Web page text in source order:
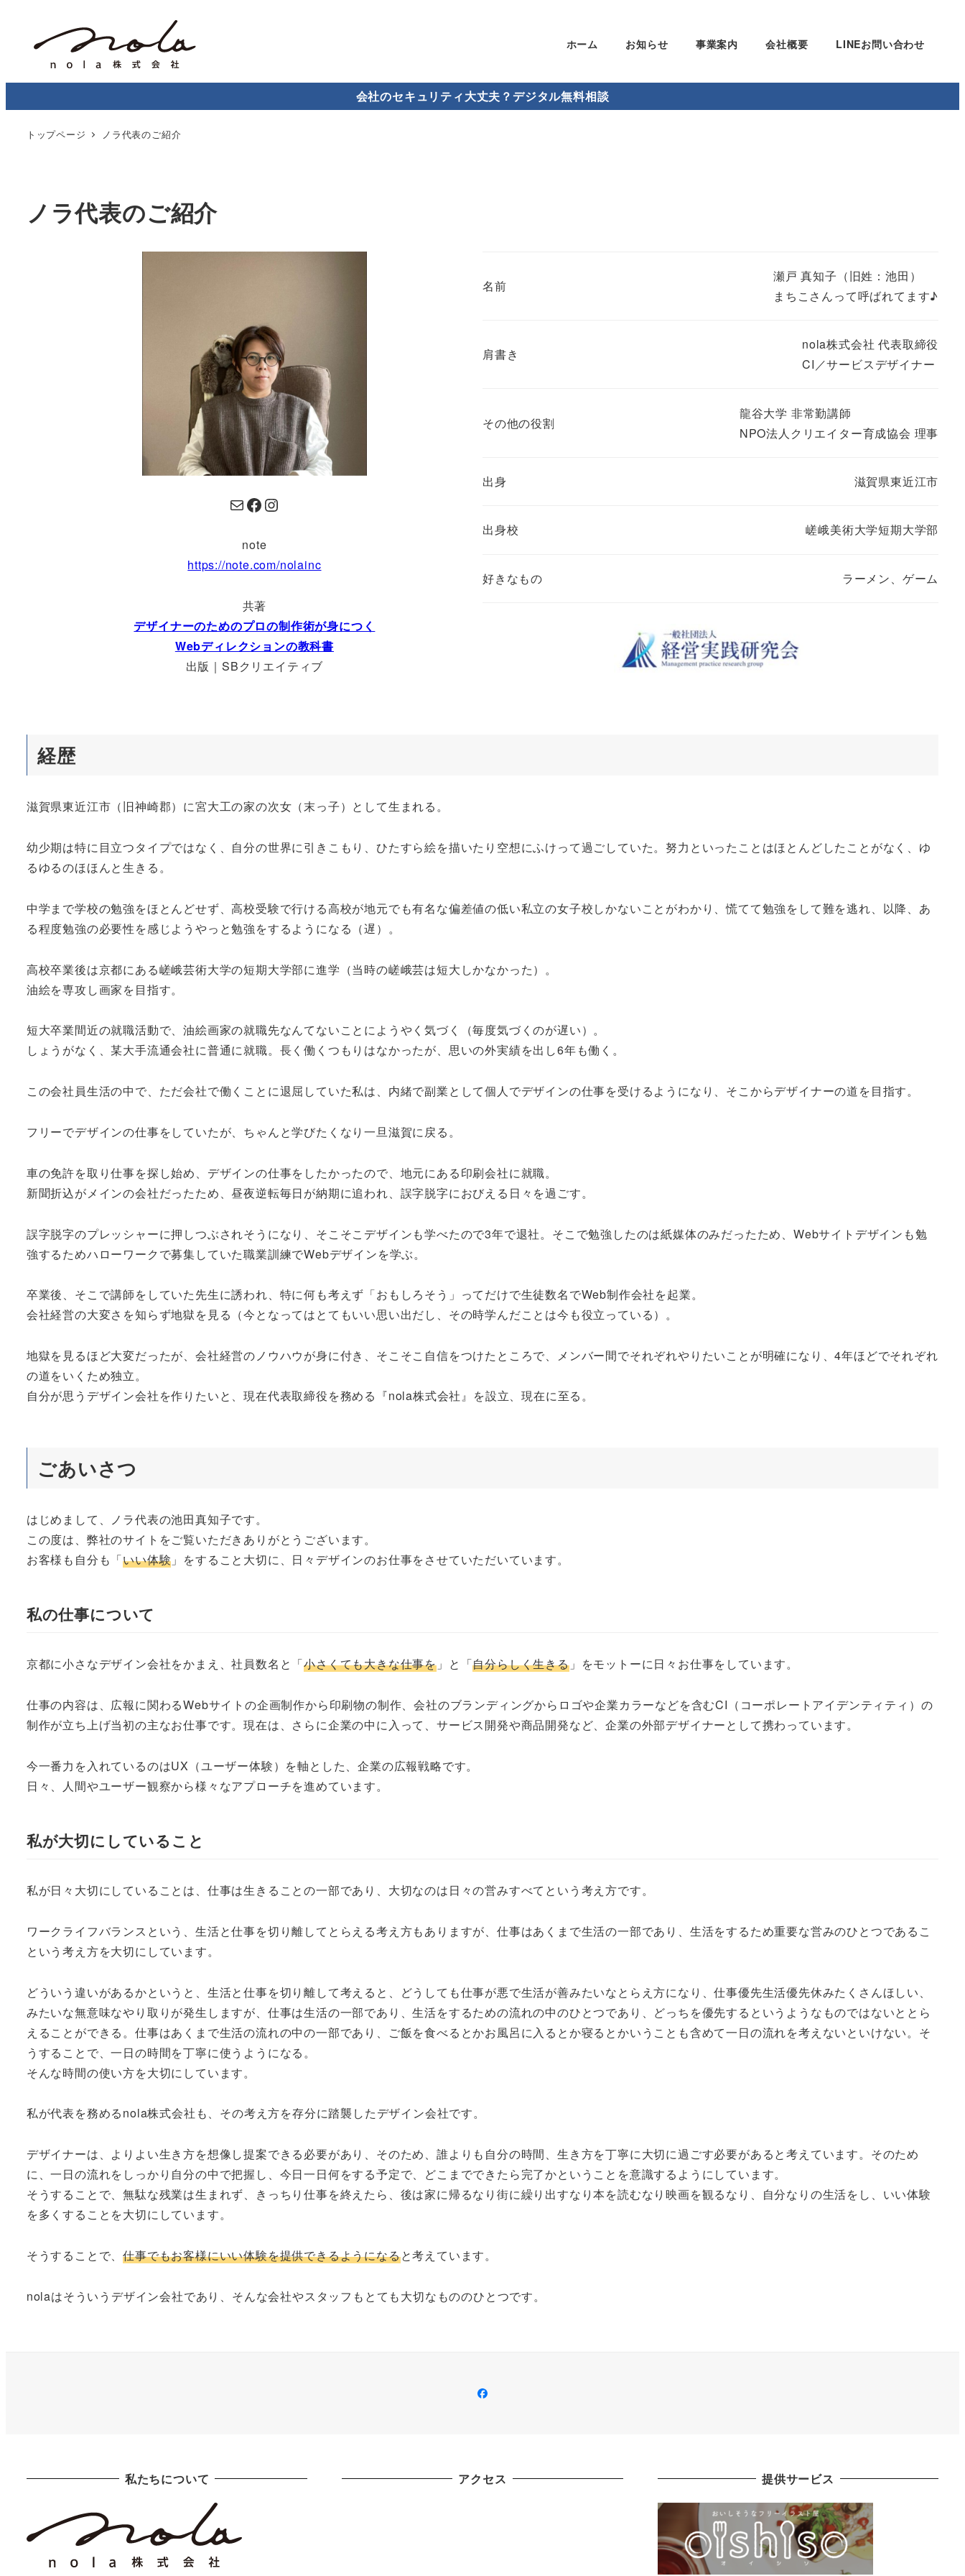
ホーム お知らせ 事業案内 会社概要 LINEお問い合わせ
会社のセキュリティ大丈夫？デジタル無料相談
トップページ ノラ代表のご紹介
ノラ代表のご紹介
Mail Facebook Instagram
note
https://note.com/nolainc
共著
デザイナーのためのプロの制作術が身につく
Webディレクションの教科書
出版｜SBクリエイティブ
名前
瀬戸 真知子（旧姓：池田）
まちこさんって呼ばれてます♪
肩書き
nola株式会社 代表取締役
CI／サービスデザイナー
その他の役割
龍谷大学 非常勤講師
NPO法人クリエイター育成協会 理事
出身 滋賀県東近江市
出身校 嵯峨美術大学短期大学部
好きなもの ラーメン、ゲーム
経歴
滋賀県東近江市（旧神崎郡）に宮大工の家の次女（末っ子）として生まれる。
幼少期は特に目立つタイプではなく、自分の世界に引きこもり、ひたすら絵を描いたり空想にふけって過ごしていた。努力といったことはほとんどしたことがなく、ゆ
るゆるのほほんと生きる。
中学まで学校の勉強をほとんどせず、高校受験で行ける高校が地元でも有名な偏差値の低い私立の女子校しかないことがわかり、慌てて勉強をして難を逃れ、以降、あ
る程度勉強の必要性を感じようやっと勉強をするようになる（遅）。
高校卒業後は京都にある嵯峨芸術大学の短期大学部に進学（当時の嵯峨芸は短大しかなかった）。
油絵を専攻し画家を目指す。
短大卒業間近の就職活動で、油絵画家の就職先なんてないことにようやく気づく（毎度気づくのが遅い）。
しょうがなく、某大手流通会社に普通に就職。長く働くつもりはなかったが、思いの外実績を出し6年も働く。
この会社員生活の中で、ただ会社で働くことに退屈していた私は、内緒で副業として個人でデザインの仕事を受けるようになり、そこからデザイナーの道を目指す。
フリーでデザインの仕事をしていたが、ちゃんと学びたくなり一旦滋賀に戻る。
車の免許を取り仕事を探し始め、デザインの仕事をしたかったので、地元にある印刷会社に就職。
新聞折込がメインの会社だったため、昼夜逆転毎日が納期に追われ、誤字脱字におびえる日々を過ごす。
誤字脱字のプレッシャーに押しつぶされそうになり、そこそこデザインも学べたので3年で退社。そこで勉強したのは紙媒体のみだったため、Webサイトデザインも勉
強するためハローワークで募集していた職業訓練でWebデザインを学ぶ。
卒業後、そこで講師をしていた先生に誘われ、特に何も考えず「おもしろそう」ってだけで生徒数名でWeb制作会社を起業。
会社経営の大変さを知らず地獄を見る（今となってはとてもいい思い出だし、その時学んだことは今も役立っている）。
地獄を見るほど大変だったが、会社経営のノウハウが身に付き、そこそこ自信をつけたところで、メンバー間でそれぞれやりたいことが明確になり、4年ほどでそれぞれ
の道をいくため独立。
自分が思うデザイン会社を作りたいと、現在代表取締役を務める『nola株式会社』を設立、現在に至る。
ごあいさつ
はじめまして、ノラ代表の池田真知子です。
この度は、弊社のサイトをご覧いただきありがとうございます。
お客様も自分も「いい体験 」をすること大切に、日々デザインのお仕事をさせていただいています。
私の仕事について
京都に小さなデザイン会社をかまえ、社員数名と「小さくても大きな仕事を 」と「自分らしく生きる」をモットーに日々お仕事をしています。
仕事の内容は、広報に関わるWebサイトの企画制作から印刷物の制作、会社のブランディングからロゴや企業カラーなどを含むCI（コーポレートアイデンティティ）の
制作が立ち上げ当初の主なお仕事です。現在は、さらに企業の中に入って、サービス開発や商品開発など、企業の外部デザイナーとして携わっています。
今一番力を入れているのはUX（ユーザー体験）を軸とした、企業の広報戦略です。
日々、人間やユーザー観察から様々なアプローチを進めています。
私が大切にしていること
私が日々大切にしていることは、仕事は生きることの一部であり、大切なのは日々の営みすべてという考え方です。
ワークライフバランスという、生活と仕事を切り離してとらえる考え方もありますが、仕事はあくまで生活の一部であり、生活をするため重要な営みのひとつであるこ
という考え方を大切にしています。
どういう違いがあるかというと、生活と仕事を切り離して考えると、どうしても仕事が悪で生活が善みたいなとらえ方になり、仕事優先生活優先休みたくさんほしい、
みたいな無意味なやり取りが発生しますが、仕事は生活の一部であり、生活をするための流れの中のひとつであり、どっちを優先するというようなものではないととら
えることができる。仕事はあくまで生活の流れの中の一部であり、ご飯を食べるとかお風呂に入るとか寝るとかいうことも含めて一日の流れを考えないといけない。そ
うすることで、一日の時間を丁寧に使うようになる。
そんな時間の使い方を大切にしています。
私が代表を務めるnola株式会社も、その考え方を存分に踏襲したデザイン会社です。
デザイナーは、よりよい生き方を想像し提案できる必要があり、そのため、誰よりも自分の時間、生き方を丁寧に大切に過ごす必要があると考えています。そのため
に、一日の流れをしっかり自分の中で把握し、今日一日何をする予定で、どこまでできたら完了かということを意識するようにしています。
そうすることで、無駄な残業は生まれず、きっちり仕事を終えたら、後は家に帰るなり街に繰り出すなり本を読むなり映画を観るなり、自分なりの生活をし、いい体験
を多くすることを大切にしています。
そうすることで、仕事でもお客様にいい体験を提供できるようになると考えています。
nolaはそういうデザイン会社であり、そんな会社やスタッフもとても大切なもののひとつです。
Facebook
私たちについて アクセス 提供サービス